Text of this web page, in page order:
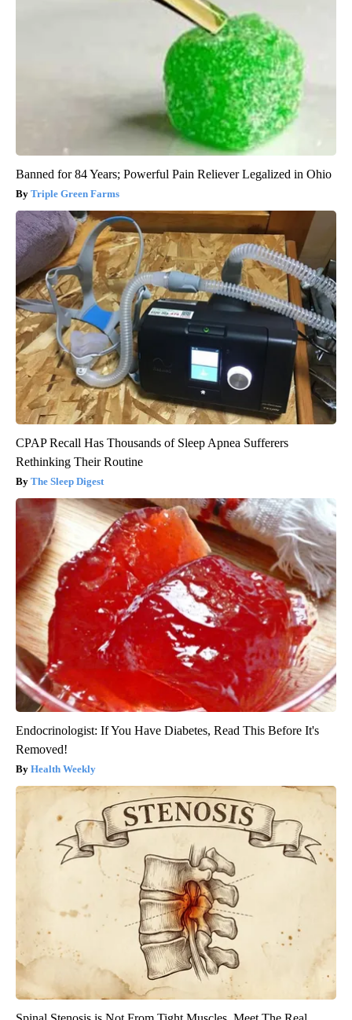
Banned for 84 Years; Powerful Pain Reliever Legalized in Ohio
Triple Green Farms
CPAP Recall Has Thousands of Sleep Apnea Sufferers
Rethinking Their Routine
The Sleep Digest
Endocrinologist: If You Have Diabetes, Read This Before It's
Removed!
Health Weekly